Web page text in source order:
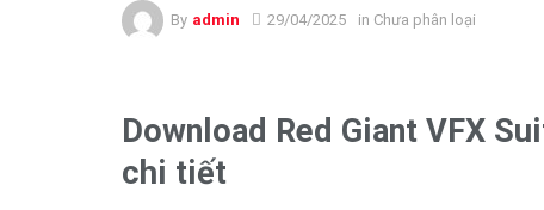
By admin 29/04/2025 in Chưa phân loại
Download Red Giant VFX
chi tiết